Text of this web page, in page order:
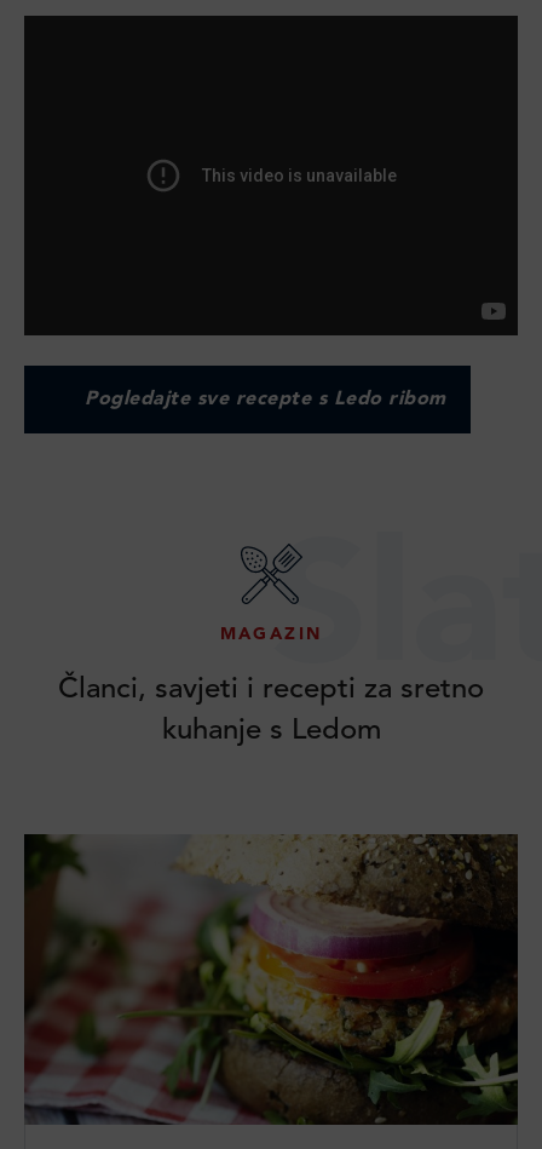
Pogledajte sve recepte s Ledo ribom
MAGAZIN
Članci, savjeti i recepti za sretno
kuhanje s Ledom